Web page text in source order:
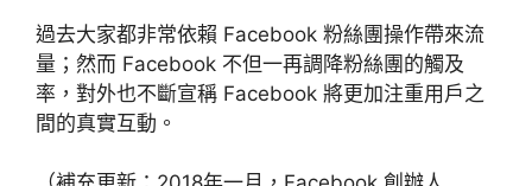
過去大家都非常依賴 Facebook 粉絲團操作帶來流
量；然而 Facebook 不但一再調降粉絲團的觸及
率，對外也不斷宣稱 Facebook 將更加注重用戶之
間的真實互動。